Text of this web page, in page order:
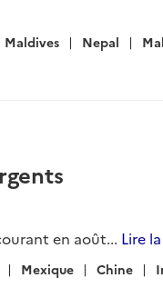
Maldives Nepal
en août... Lire
Mexique Chine